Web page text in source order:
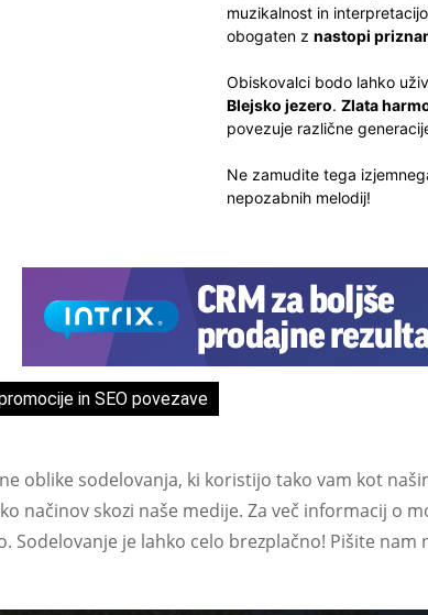
muzikalnost in
obogaten z nastopi
Obiskovalci bodo lahko
Blejsko jezero. Zlata
povezuje različne
Ne zamudite tega
nepozabnih melodij!
in SEO povezave
oblike sodelovanja, ki koristijo tako vam kot
načinov skozi naše medije. Za več informacij
Sodelovanje je lahko celo brezplačno! Pišite nam